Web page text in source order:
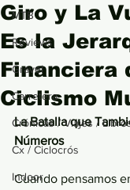
MTB
Reviews
Gravel
Carretera
Crónicas / Viajes /
Cx / Ciclocrós
Indoor
Giro y La
Es la
Financiera
Ciclismo
La Batalla que
Números
Cuando pensamos